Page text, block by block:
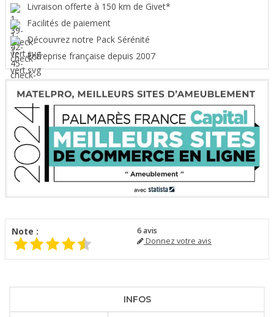
Livraison offerte à 150 km de Givet*
Facilités de paiement
Découvrez notre Pack Sérénité
Entreprise française depuis 2007
Note : 6avis
Donnez votre avis
INFOS